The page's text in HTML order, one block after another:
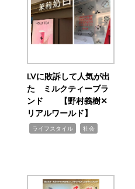
LVに敗訴して人気が出
た ミルクティーブラ
ンド 【野村義樹✕
リアルワールド】
ライフスタイル 社会